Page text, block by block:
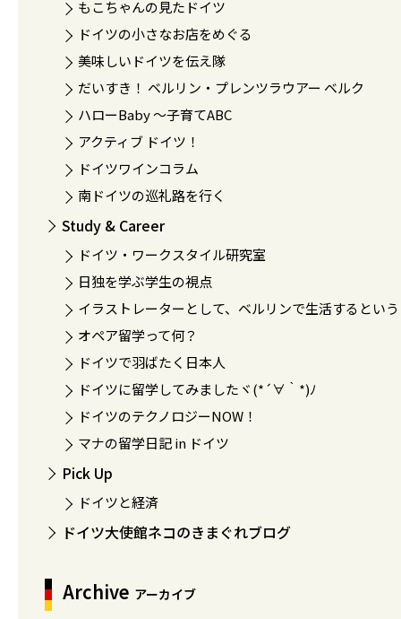
もこちゃんの見たドイツ
ドイツの小さなお店をめぐる
美味しいドイツを伝え隊
だいすき！ ベルリン・プレンツラウアー ベルク
ハローBaby 〜子育てABC
アクティブ ドイツ！
ドイツワインコラム
南ドイツの巡礼路を行く
Study & Career
ドイツ・ワークスタイル研究室
日独を学ぶ学生の視点
イラストレーターとして、ベルリンで生活するとい
オペア留学って何？
ドイツで羽ばたく日本人
ドイツに留学してみましたヾ(*´∀｀*)ﾉ
ドイツのテクノロジーNOW！
マナの留学日記 in ドイツ
Pick Up
ドイツと経済
ドイツ大使館ネコのきまぐれブログ
Archive アーカイブ